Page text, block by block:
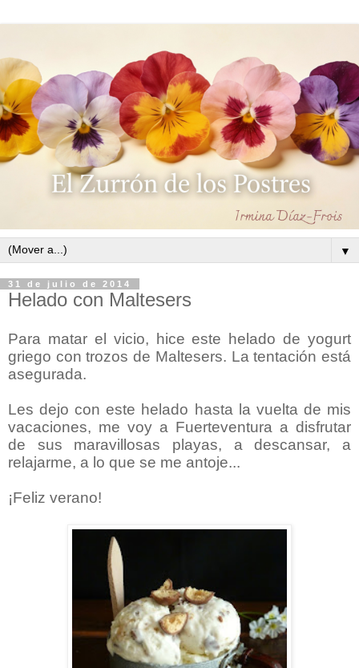
▼
31 de julio de 2014
Helado con Maltesers
Para matar el vicio, hice este helado de yogurt
griego con trozos de Maltesers. La tentación está
asegurada.
Les dejo con este helado hasta la vuelta de mis
vacaciones, me voy a Fuerteventura a disfrutar
de sus maravillosas playas, a descansar, a
relajarme, a lo que se me antoje...
¡Feliz verano!